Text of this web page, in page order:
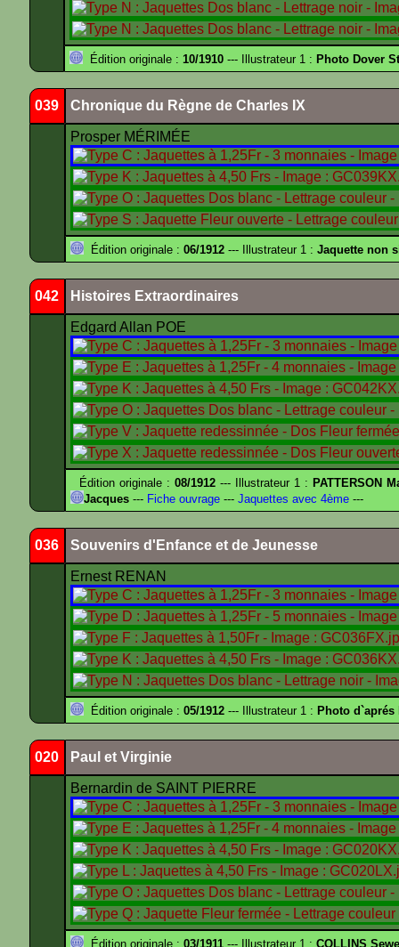
Édition originale : 10/1910 --- Illustrateur 1 : Photo Dover
039 Chronique du Règne de Charles IX
Prosper MÉRIMÉE
Édition originale : 06/1912 --- Illustrateur 1 : Jaquette non
042 Histoires Extraordinaires
Edgard Allan POE
Édition originale :08/1912 --- Illustrateur 1 : PATTERSON
Jacques --- Fiche ouvrage --- Jaquettes avec 4ème ---
036 Souvenirs d'Enfance et de Jeunesse
Ernest RENAN
Édition originale : 05/1912 --- Illustrateur 1 : Photo d`aprés
020 Paul et Virginie
Bernardin de SAINT PIERRE
Édition originale : 03/1911 --- Illustrateur 1 : COLLINS